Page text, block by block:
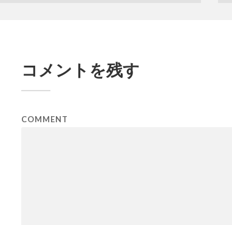
コメントを残す
COMMENT